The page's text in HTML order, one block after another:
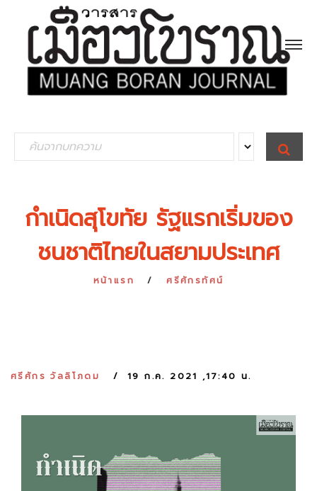
e
S
E
A
กำเนิดสุโขทัย รัฐแรกเริ่มของ
ชนชาติไทยในสยามประเทศ
หน้าแรก ศรีศักรทัศน์
ศรีศักร วัลลิโภดม 19 ก.ค. 2021 ,17:40 น.